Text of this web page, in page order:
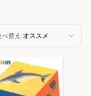
べ替え:オススメ
関連性が最も高い